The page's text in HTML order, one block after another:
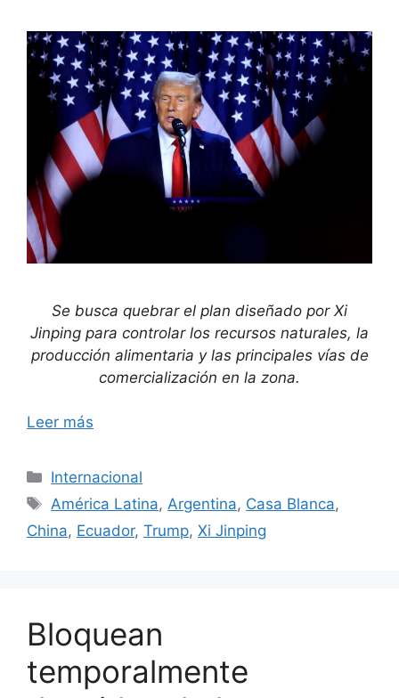
Se busca quebrar el plan diseñado por Xi
Jinping para controlar los recursos naturales, la
producción alimentaria y las principales vías de
comercialización en la zona.
Leer más
Categorías
Internacional
Etiquetas
América Latina,Argentina, Casa Blanca,
China, Ecuador, Trump, Xi Jinping
Bloquean
temporalmente